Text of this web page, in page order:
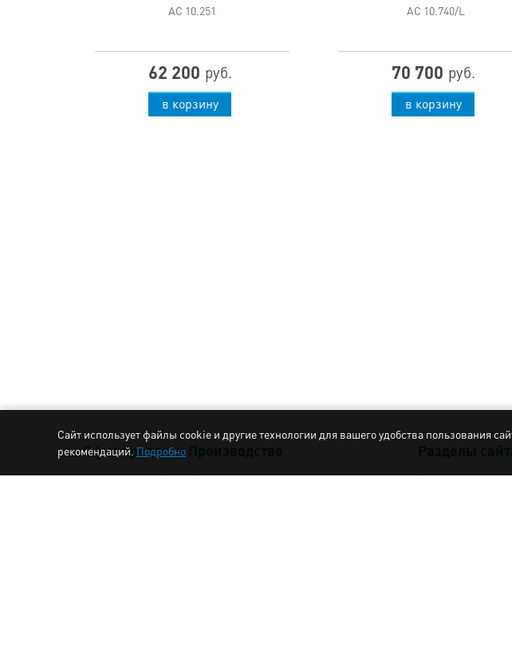
АС 10.251
62 200 руб.
в корзину
АС 10.740/L
70 700 руб.
в корзину
Офис продаж и Производство
Московская обл., г. Щелково,
О компании
Сайт использует файлы cookie и другие технологии для вашего удобства пользования
рекомендаций. Подробно